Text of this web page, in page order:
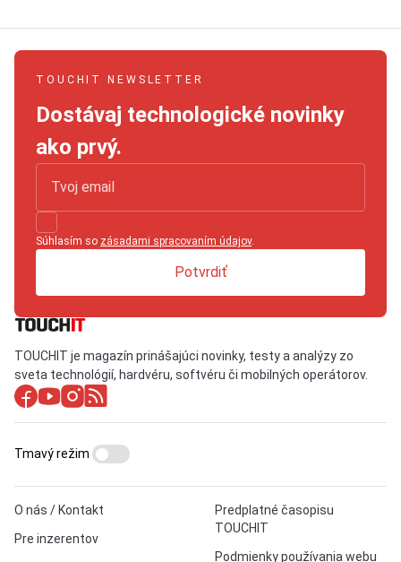
TOUCHIT NEWSLETTER
Dostávaj technologické novinky
ako prvý.
Súhlasím so zásadami spracovaním údajov.
Potvrdiť
TOUCHIT je magazín prinášajúci novinky, testy a analýzy zo
sveta technológií, hardvéru, softvéru či mobilných operátorov.
O nás / Kontakt
Pre inzerentov
Predplatné časopisu
TOUCHIT
Podmienky používania webu
Tmavý režim